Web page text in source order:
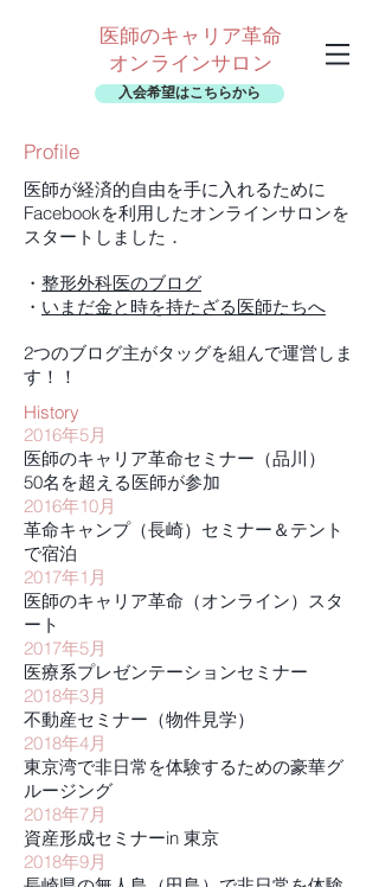
医師のキャリア革命
オンラインサロン
入会希望はこちらから
Profile
医師が経済的自由を手に入れるために
Facebookを利用したオンラインサロンを
スタートしました．
・ 整形外科医のブログ
・ いまだ金と時を持たざる医師たちへ
​2つのブログ主がタッグを組んで運営しま
す！！
History
2016年5月
医師のキャリア革命セミナー（品川）
50名を超える医師が参加
2016年10月
革命キャンプ（長崎）セミナー＆テント
で宿泊
2017年1月
医師のキャリア革命（オンライン）スタ
ート
2017年5月
医療系プレゼンテーションセミナー
2018年3月
不動産セミナー（物件見学）
2018年4月
東京湾で非日常を体験するための豪華グ
ルージング
2018年7月
資産形成セミナーin 東京
2018年9月